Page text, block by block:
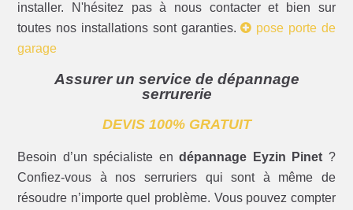
installer. N'hésitez pas à nous contacter et bien sur
toutes nos installations sont garanties.
pose porte de
garage
Assurer un service de dépannage
serrurerie
DEVIS 100% GRATUIT
Besoin d’un spécialiste endépannage Eyzin Pinet ?
Confiez-vous à nos serruriers qui sont à même de
résoudre n’importe quel problème. Vous pouvez compter